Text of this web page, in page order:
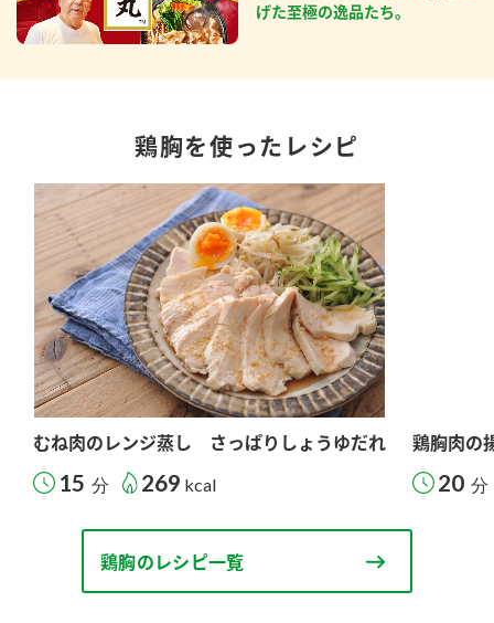
げた至極の逸品たち。
鶏胸を使ったレシピ
むね肉のレンジ蒸し さっぱりしょうゆだれ
15 分 269 kcal
鶏胸肉の
20 分
鶏胸のレシピ一覧